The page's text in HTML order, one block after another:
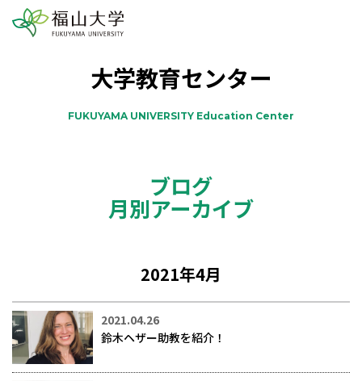
大学教育センター
FUKUYAMA UNIVERSITY Education Center
ブログ
月別アーカイブ
2021年4月
2021.04.26
鈴木ヘザー助教を紹介！